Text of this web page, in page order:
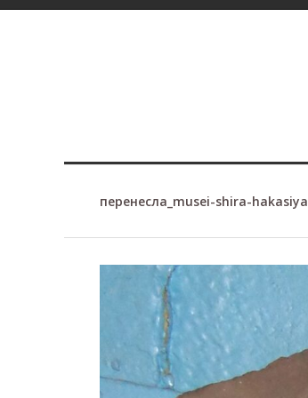
перенесла_musei-shira-hakasiya